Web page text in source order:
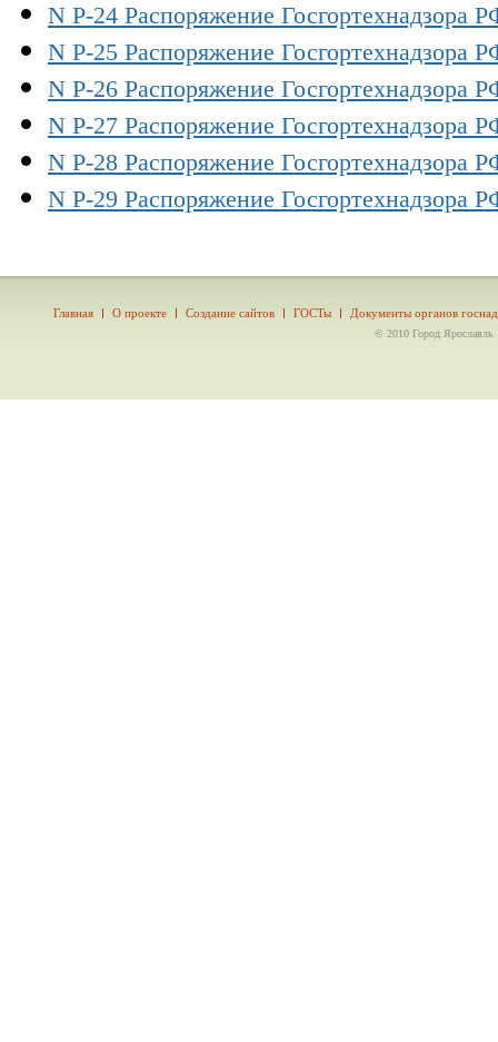
N Р-24 Распоряжение Госгортехнадзора
N Р-25 Распоряжение Госгортехнадзора
N Р-26 Распоряжение Госгортехнадзора
N Р-27 Распоряжение Госгортехнадзора
N Р-28 Распоряжение Госгортехнадзора
N Р-29 Распоряжение Госгортехнадзора
Главная О проекте Создание сайтов ГОСТы Документы органов
© 2010 Город Ярославль